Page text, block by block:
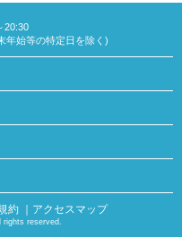
20:30
年始等の特定日を除く)
約 ｜アクセスマップ
reserved.